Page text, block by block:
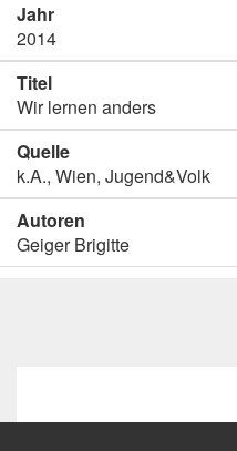
Jahr
2014
Titel
Wir lernen anders
Quelle
k.A., Wien, Jugend&Volk
Autoren
Geiger Brigitte